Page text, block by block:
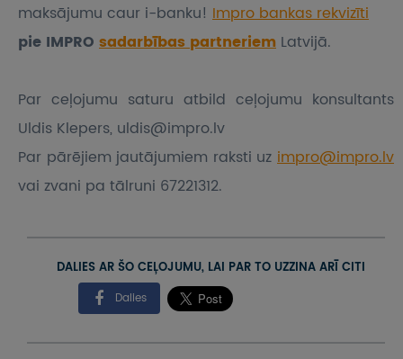
maksājumu caur i-banku! Impro bankas rekvizīti
pie IMPRO sadarbības partneriem Latvijā.
Par ceļojumu saturu atbild ceļojumu konsultants
Uldis Klepers, uldis@impro.lv
Par pārējiem jautājumiem raksti uz impro@impro.lv
vai zvani pa tālruni 67221312.
DALIES AR ŠO CEĻOJUMU, LAI PAR TO UZZINA ARĪ CITI
Dalies